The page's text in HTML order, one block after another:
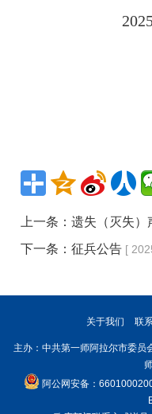
上一条：遗失（灭失）
下一条：征兵公告 [
关于我们 联
主办：中共第一师阿拉尔市委
阿公网安备：